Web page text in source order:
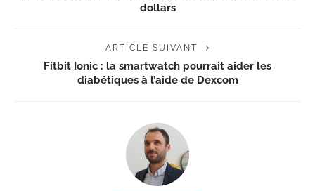
dollars
ARTICLE SUIVANT
Fitbit Ionic : la smartwatch pourrait aider les
diabétiques à l’aide de Dexcom